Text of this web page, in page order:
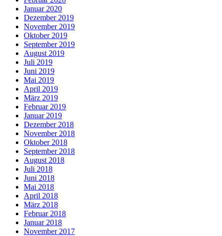
Januar 2020
Dezember 2019
November 2019
Oktober 2019
September 2019
August 2019
Juli 2019
Juni 2019
Mai 2019
April 2019
März 2019
Februar 2019
Januar 2019
Dezember 2018
November 2018
Oktober 2018
September 2018
August 2018
Juli 2018
Juni 2018
Mai 2018
April 2018
März 2018
Februar 2018
Januar 2018
November 2017